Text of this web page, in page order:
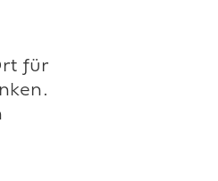
für